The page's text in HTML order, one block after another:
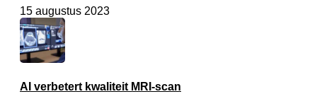
15 augustus 2023
AI verbetert kwaliteit MRI-scan